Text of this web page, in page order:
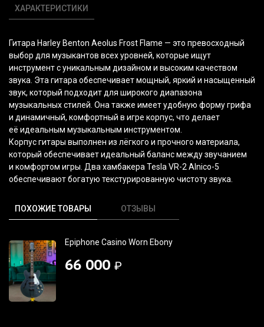
ХАРАКТЕРИСТИКИ
Гитара Harley Benton Aeolus Frost Flame — это превосходный
выбор для музыкантов всех уровней, которые ищут
инструмент с уникальным дизайном и высоким качеством
звука. Эта гитара обеспечивает мощный, яркий и насыщенный
звук, который подходит для широкого диапазона
музыкальных стилей. Она также имеет удобную форму грифа
и динамичный, комфортный в игре корпус, что делает
её идеальным музыкальным инструментом.
Корпус гитары выполнен из лёгкого и прочного материала,
который обеспечивает идеальный баланс между звучанием
и комфортом игры. Два хамбакера Tesla VR-2 Alnico-5
обеспечивают богатую текстурированную чистоту звука.
ПОХОЖИЕ ТОВАРЫ ОТЗЫВЫ
Epiphone Casino Worn Ebony
66 000 ₽